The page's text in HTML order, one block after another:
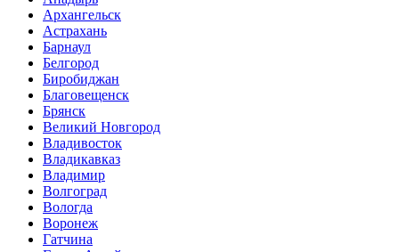
Архангельск
Астрахань
Барнаул
Белгород
Биробиджан
Благовещенск
Брянск
Великий Новгород
Владивосток
Владикавказ
Владимир
Волгоград
Вологда
Воронеж
Гатчина